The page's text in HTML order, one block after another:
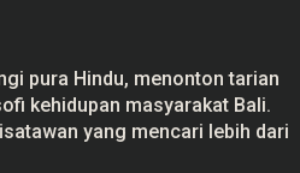
pura Hindu, menonton tarian
kehidupan masyarakat Bali.
yang mencari lebih dari